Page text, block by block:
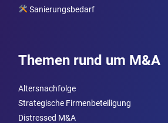
Sanierungsbedarf
Themen rund um M&A
Altersnachfolge
Strategische Firmenbeteiligung
Distressed M&A